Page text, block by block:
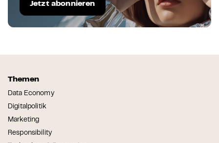
Jetzt abonnieren
Themen
Data Economy
Digitalpolitik
Marketing
Responsibility